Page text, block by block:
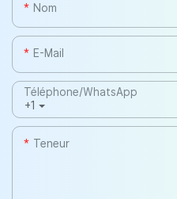
Nom
E-Mail
+1
Téléphone/WhatsApp
Teneur